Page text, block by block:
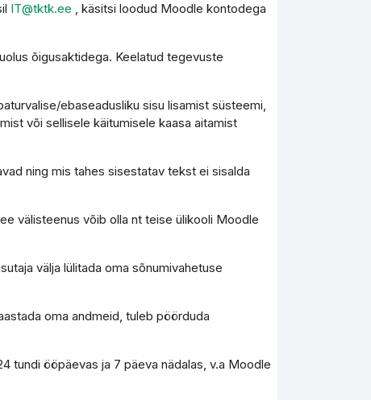
IT@tktk.ee , käsitsi loodud Moodle kontodega
õigusaktidega. Keelatud tegevuste
ebaseadusliku sisu lisamist süsteemi,
või sellisele käitumisele kaasa aitamist
ning mis tahes sisestatav tekst ei sisalda
välisteenus võib olla nt teise ülikooli Moodle
välja lülitada oma sõnumivahetuse
oma andmeid, tuleb pöörduda
tundi ööpäevas ja 7 päeva nädalas, v.a Moodle